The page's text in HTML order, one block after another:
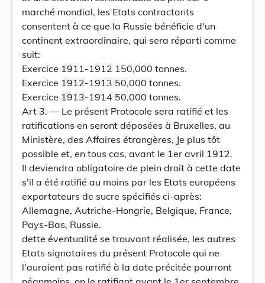
marché mondial, les Etats contractants
consentent à ce que la Russie bénéficie d'un
continent extraordinaire, qui sera réparti comme
suit:
Exercice 1911-1912 150,000 tonnes.
Exercice 1912-1913 50,000 tonnes.
Exercice 1913-1914 50,000 tonnes.
Art 3. — Le présent Protocole sera ratifié et les
ratifications en seront déposées à Bruxelles, au
Ministère, des Affaires étrangères, Je plus tôt
possible et, en tous cas, avant le 1er avril 1912.
Il deviendra obligatoire de plein droit à cette date
s'il a été ratifié au moins par les Etats européens
exportateurs de sucre spécifiés ci-après:
Allemagne, Autriche-Hongrie, Belgique, France,
Pays-Bas, Russie.
dette éventualité se trouvant réalisée, les autres
Etats signataires du présent Protocole qui ne
l'auraient pas ratifié à la date précitée pourront